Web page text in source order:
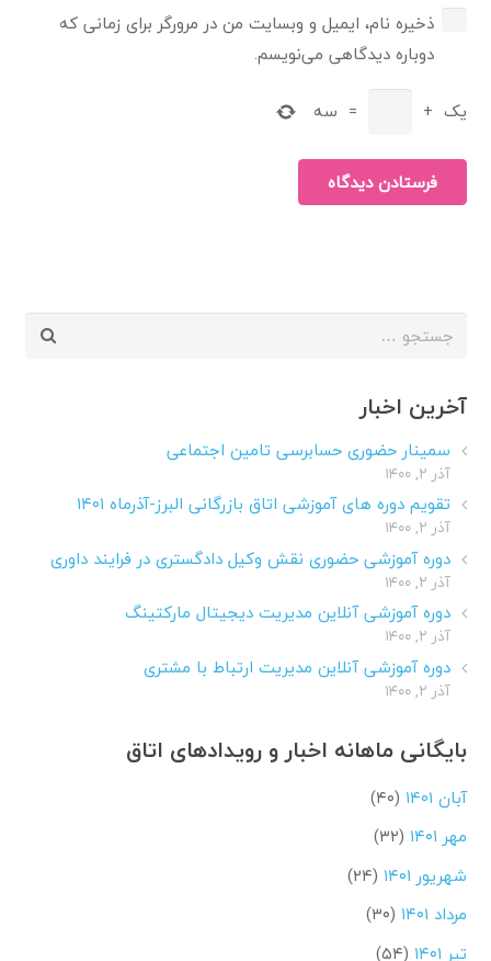
ذخیره نام، ایمیل و وبسایت من در مرورگر برای زمانی که
دوباره دیدگاهی می‌نویسم.
یک +
= سه
فرستادن دیدگاه
جستجو
آخرین اخبار
سمینار حضوری حسابرسی تامین اجتماعی
آذر ۲, ۱۴۰۰
تقویم دوره های آموزشی اتاق بازرگانی البرز-آذرماه ۱۴۰۱
آذر ۲, ۱۴۰۰
دوره آموزشی حضوری نقش وکیل دادگستری در فرایند داوری
آذر ۲, ۱۴۰۰
دوره آموزشی آنلاین مدیریت دیجیتال مارکتینگ
آذر ۲, ۱۴۰۰
دوره آموزشی آنلاین مدیریت ارتباط با مشتری
آذر ۲, ۱۴۰۰
بایگانی ماهانه اخبار و رویدادهای اتاق
آبان ۱۴۰۱
(۴۰)
مهر ۱۴۰۱
(۳۲)
شهریور ۱۴۰۱
(۲۴)
مرداد ۱۴۰۱
(۳۰)
تیر ۱۴۰۱
(۵۴)